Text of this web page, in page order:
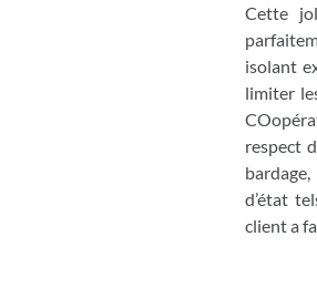
Cette
isolant
limiter
respect
d’état
client a